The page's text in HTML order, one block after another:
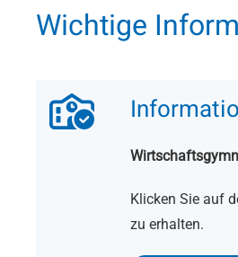
Wichtige
Klicken Sie auf
zu erhalten.